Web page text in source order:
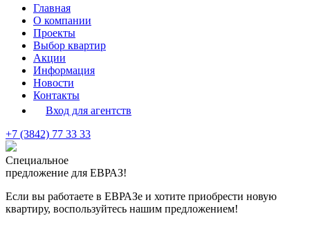
Главная
О компании
Проекты
Выбор квартир
Акции
Информация
Новости
Контакты
Вход для агентств
+7 (3842) 77 33 33
Специальное
предложение для ЕВРАЗ!
Если вы работаете в ЕВРАЗе и хотите приобрести новую
квартиру, воспользуйтесь нашим предложением!